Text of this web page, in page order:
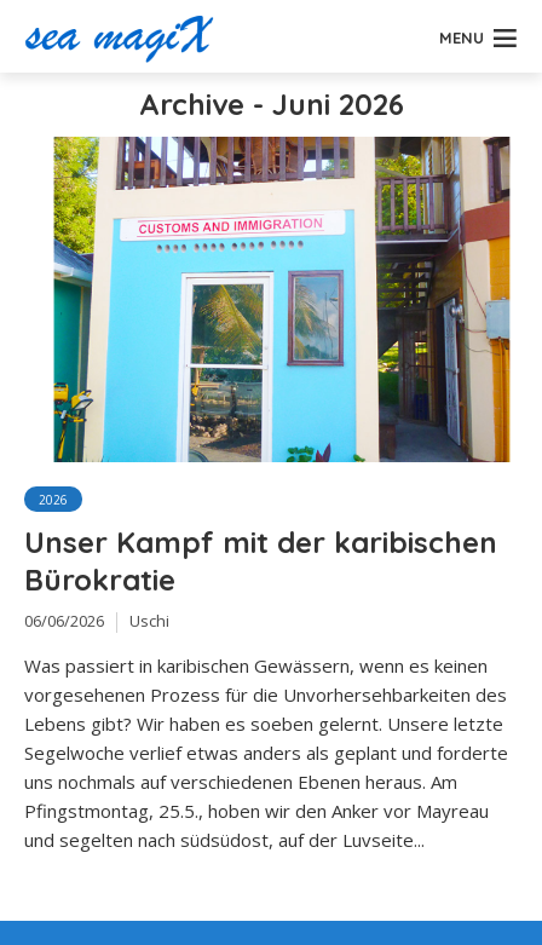
MENU
Archive - Juni 2026
2026
Unser Kampf mit der karibischen
Bürokratie
06/06/2026 Uschi
Was passiert in karibischen Gewässern, wenn es keinen
vorgesehenen Prozess für die Unvorhersehbarkeiten des
Lebens gibt? Wir haben es soeben gelernt. Unsere letzte
Segelwoche verlief etwas anders als geplant und forderte
uns nochmals auf verschiedenen Ebenen heraus. Am
Pfingstmontag, 25.5., hoben wir den Anker vor Mayreau
und segelten nach südsüdost, auf der Luvseite...